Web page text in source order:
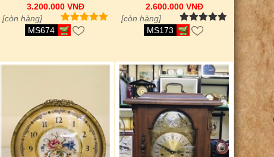
3.200.000 VNĐ
[còn hàng]
MS674
2.600.000 VNĐ
[còn hàng]
MS173